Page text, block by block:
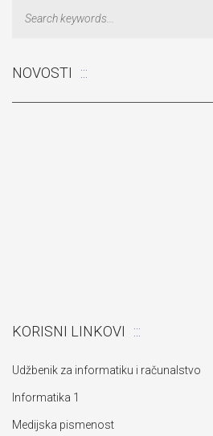
NOVOSTI
KORISNI LINKOVI
Udžbenik za informatiku i računalstvo
Informatika 1
Medijska pismenost